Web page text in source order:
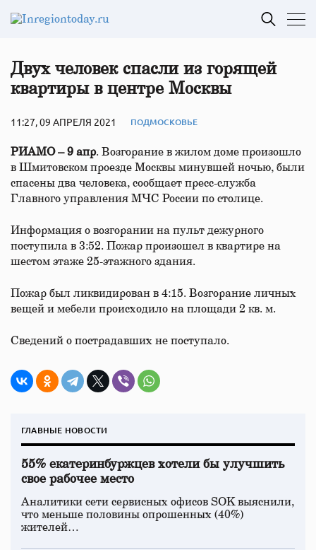
Двух человек спасли из горящей
квартиры в центре Москвы
11:27, 09 АПРЕЛЯ 2021 ПОДМОСКОВЬЕ
РИАМО – 9 апр. Возгорание в жилом доме произошло
в Шмитовском проезде Москвы минувшей ночью, были
спасены два человека, сообщает пресс-служба
Главного управления МЧС России по столице.
Информация о возгорании на пульт дежурного
поступила в 3:52. Пожар произошел в квартире на
шестом этаже 25-этажного здания.
Пожар был ликвидирован в 4:15. Возгорание личных
вещей и мебели происходило на площади 2 кв. м.
Сведений о пострадавших не поступало.
ГЛАВНЫЕ НОВОСТИ
55% екатеринбуржцев хотели бы улучшить
свое рабочее место
Аналитики сети сервисных офисов SOK выяснили,
что меньше половины опрошенных (40%)
жителей…